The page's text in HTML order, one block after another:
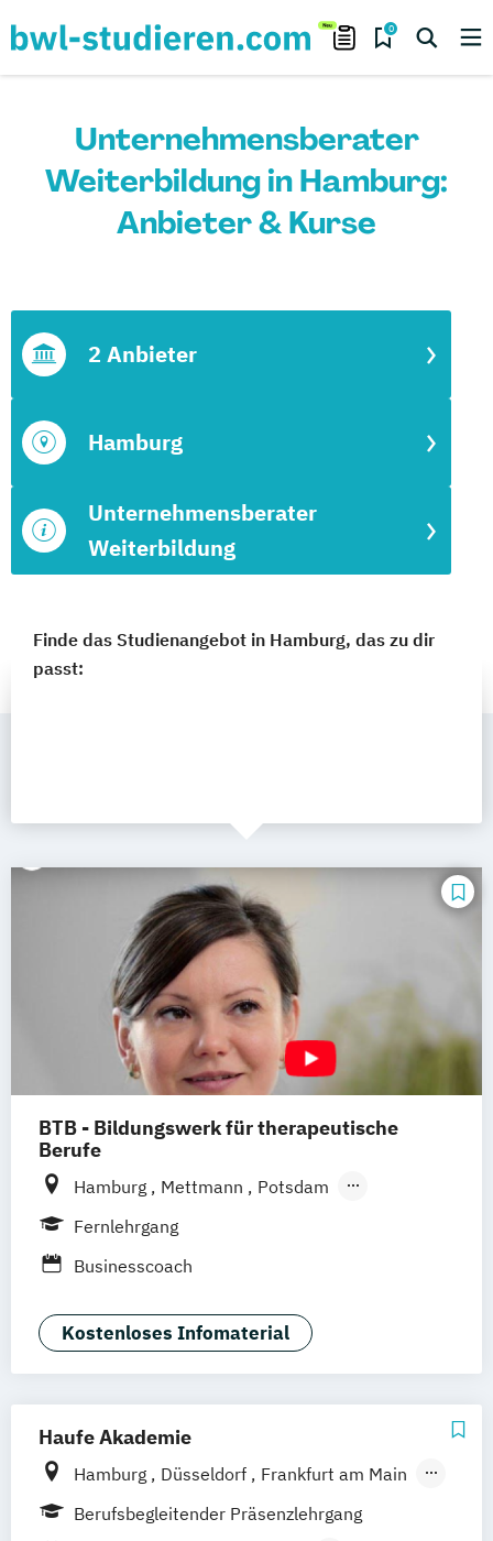
0
Unternehmensberater
Weiterbildung in Hamburg:
Anbieter & Kurse
Unternehmensberater
Weiterbildung
Hamburg
2 Anbieter
Finde das Studienangebot in Hamburg, das zu dir
passt:
BTB - Bildungswerk für therapeutische
Berufe
Hamburg Mettmann
Potsdam
Remscheid (Hauptsitz)
Frankfurt am Main
Neustadt an der Weinstraße
Nürnberg Bochum München
Bingen
Fernlehrgang
Businesscoach
Kostenloses Infomaterial
Haufe Akademie
Hamburg Düsseldorf
Frankfurt am Main
München
Stuttgart Köln Berlin
Berufsbegleitender Präsenzlehrgang